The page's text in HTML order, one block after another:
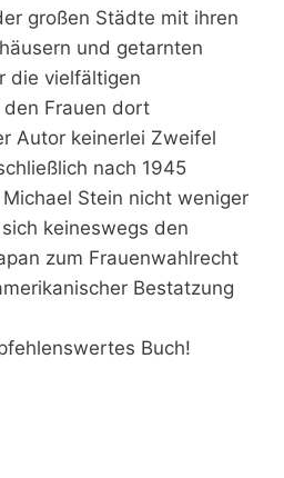
großen Städte mit ihren
und getarnten
die vielfältigen
Frauen dort
Autor keinerlei Zweifel
nach 1945
Stein nicht weniger
keineswegs den
zum Frauenwahlrecht
Bestatzung
Buch!